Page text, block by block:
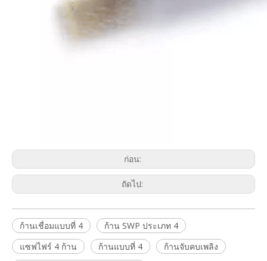
ก่อน:
ถัดไป:
ก้านเชื่อมแบบที่ 4
ก้าน SWP ประเภท 4
แซฟไฟร์ 4 ก้าน
ก้านแบบที่ 4
ก้านจับคบเพลิง